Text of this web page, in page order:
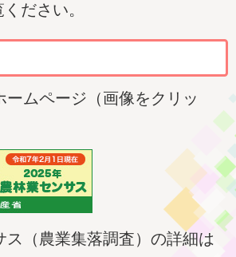
ださい。
ームページ（画像をクリッ
ス（農業集落調査）の詳細は